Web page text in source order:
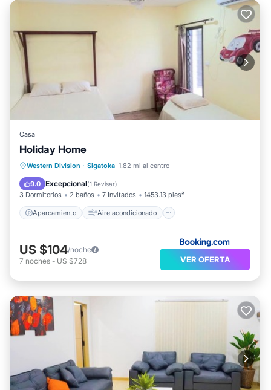
Casa
Holiday Home
Western Division · Sigatoka 1.82 mi al centro
9.0 Excepcional(1 Revisar)
3 Dormitorios 2 baños 7 Invitados 1453.13 pies²
Aparcamiento Aire acondicionado
Aparcamiento
Aire acondicionado
Apto para niños
US $104/noche
7 noches - US $728 VER OFERTA